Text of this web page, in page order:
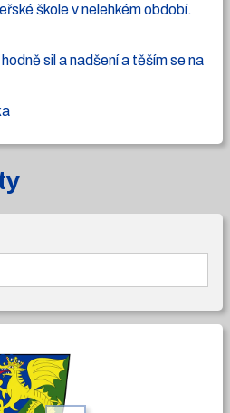
škole v nelehkém období.
sil a nadšení a těším se na